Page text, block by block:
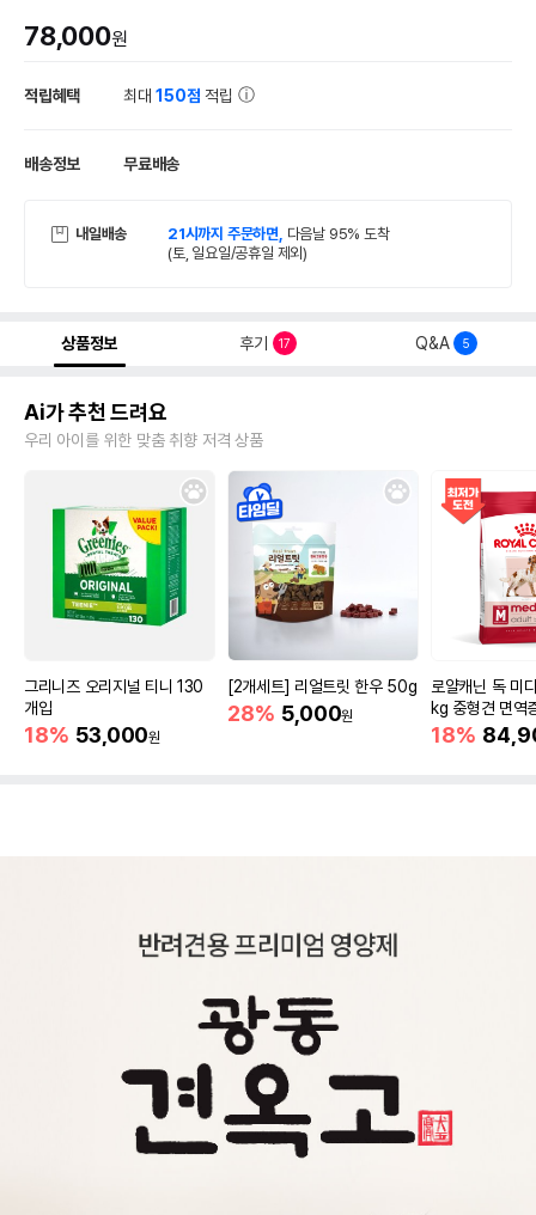
78,000원
적립혜택 최대150점 적립
배송정보 무료배송
내일배송 21시까지 주문하면, 다음날 95% 도착
(토, 일요일/공휴일 제외)
상품정보 후기 17 Q&A 5
Ai가 추천 드려요
우리 아이를 위한 맞춤 취향 저격 상품
그리니즈 오리지널 티니 130
개입
18% 53,000원
[2개세트] 리얼트릿 한우 50g
28% 5,000원
로얄캐닌 독 미
kg 중형견 면역
18%